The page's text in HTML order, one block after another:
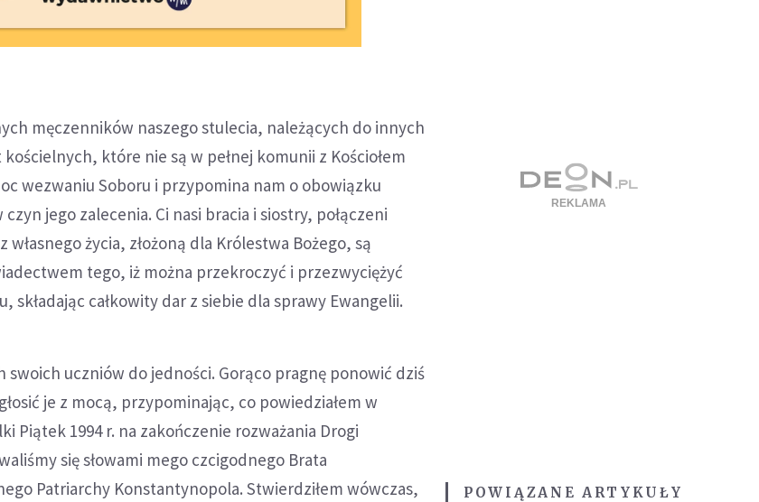
męczenników naszego stulecia, należących do innych
które nie są w pełnej komunii z Kościołem
wezwaniu Soboru i przypomina nam o obowiązku
jego zalecenia. Ci nasi bracia i siostry, połączeni
życia, złożoną dla Królestwa Bożego, są
tego, iż można przekroczyć i przezwyciężyć
składając całkowity dar z siebie dla sprawy Ewangelii.
swoich uczniów do jedności. Gorąco pragnę ponowić dziś
je z mocą, przypominając, co powiedziałem w
Piątek 1994 r. na zakończenie rozważania Drogi
się słowami mego czcigodnego Brata
Patriarchy Konstantynopola. Stwierdziłem wówczas,
POWIĄZANE ARTYKUŁY